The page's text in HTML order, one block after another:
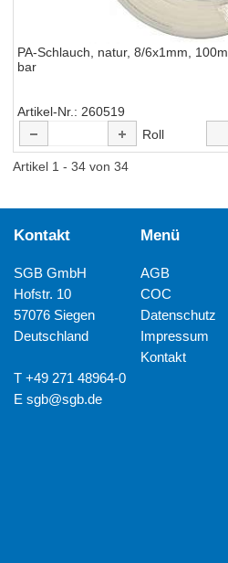
PA-Schlauch, natur, 8/6x1mm,
bar
Artikel-Nr.
260519
Roll
Artikel 1 - 34 von 34
Kontakt
SGB GmbH
Hofstr. 10
57076 Siegen
Deutschland
T +49 271 48964-0
Esgb@sgb.de
Menü
AGB
COC
Datenschutz
Impressum
Kontakt